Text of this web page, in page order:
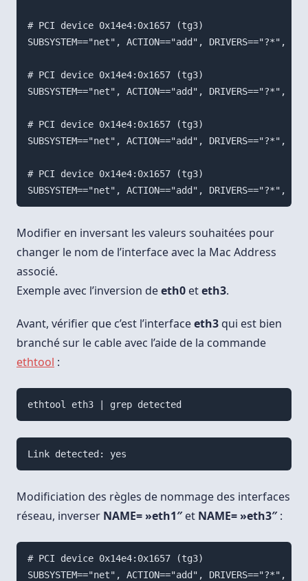
# PCI device 0x14e4:0x1657 (tg3)
SUBSYSTEM=="net", ACTION=="add",
# PCI device 0x14e4:0x1657 (tg3)
SUBSYSTEM=="net", ACTION=="add",
# PCI device 0x14e4:0x1657 (tg3)
SUBSYSTEM=="net", ACTION=="add",
# PCI device 0x14e4:0x1657 (tg3)
Modifier en inversant les valeurs souhaitées pour
changer le nom de l’interface avec la Mac Address
associé.
Exemple avec l’inversion deeth0 eteth3.
Avant, vérifier que c’est l’interfaceeth3 qui est bien
branché sur le cable avec l’aide de la commande
ethtool :
Modificiation des règles de nommage des interfaces
réseau, inverser NAME= »eth1″et NAME= »eth3″:
# PCI device 0x14e4:0x1657 (tg3)
SUBSYSTEM=="net", ACTION=="add",